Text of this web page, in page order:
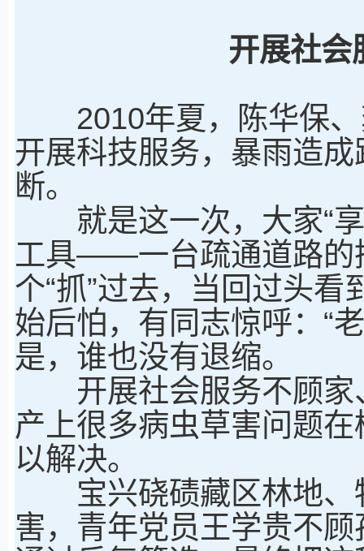
开展社会
2010年夏，陈华保、
开展科技服务，暴雨造
断。
就是这一次，大家“享
工具——一台疏通道路的
个“抓”过去，当回过头
始后怕，有同志惊呼：“
是，谁也没有退缩。
开展社会服务不顾家
产上很多病虫草害问题
以解决。
宝兴硗碛藏区林地、
害，青年党员王学贵不